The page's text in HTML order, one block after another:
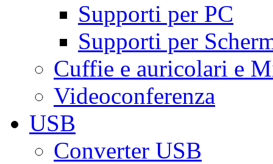
Supporti per PC
Supporti per
Cuffie e auricolari e
Videoconferenza
USB
Converter USB